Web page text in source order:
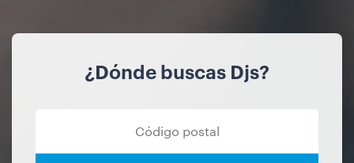
¿Dónde buscas Djs?